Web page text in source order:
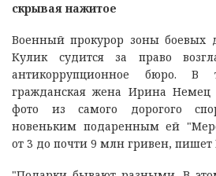
скрывая нажитое
Военный прокурор зоны боевых
Кулик судится за право
антикоррупционное бюро.
гражданская жена Ирина Немец
фото из самого дорогого
новеньким подаренным ей
от 3 до почти 9 млн гривен, пишет